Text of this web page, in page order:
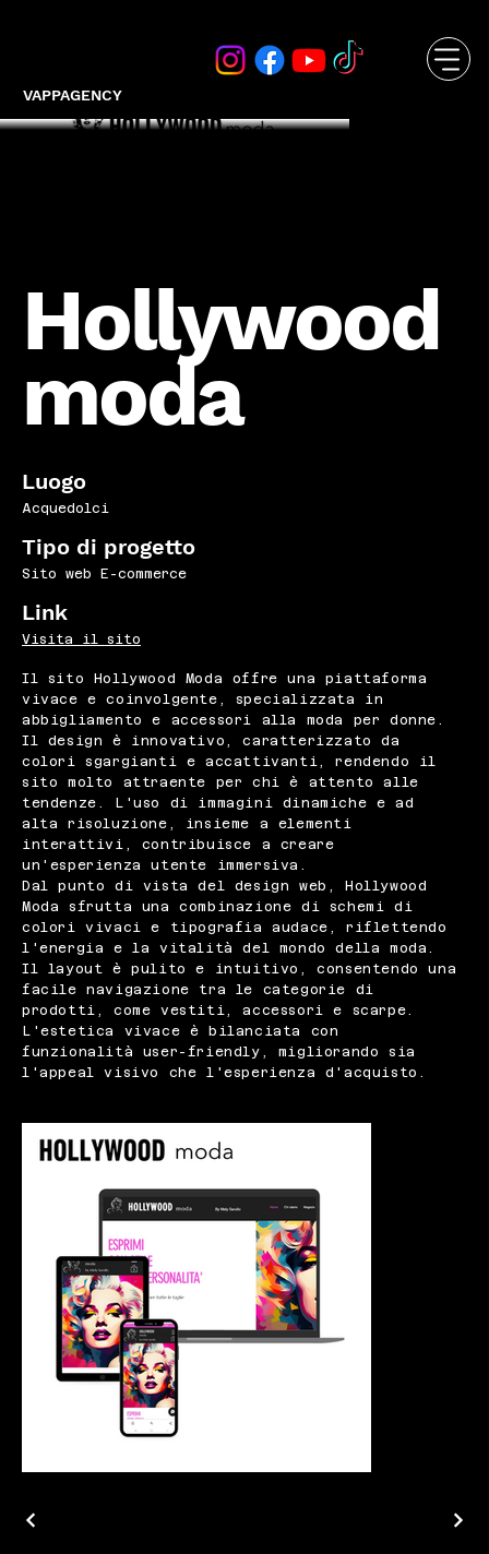
VAPPAGENCY
Hollywood
moda
Luogo
Acquedolci
Tipo di progetto
Sito web E-commerce
Link
Visita il sito
Il sito Hollywood Moda offre una piattaforma
vivace e coinvolgente, specializzata in
abbigliamento e accessori alla moda per donne.
Il design è innovativo, caratterizzato da
colori sgargianti e accattivanti, rendendo il
sito molto attraente per chi è attento alle
tendenze. L'uso di immagini dinamiche e ad
alta risoluzione, insieme a elementi
interattivi, contribuisce a creare
un'esperienza utente immersiva.
Dal punto di vista del design web, Hollywood
Moda sfrutta una combinazione di schemi di
colori vivaci e tipografia audace, riflettendo
l'energia e la vitalità del mondo della moda.
Il layout è pulito e intuitivo, consentendo una
facile navigazione tra le categorie di
prodotti, come vestiti, accessori e scarpe.
L'estetica vivace è bilanciata con
funzionalità user-friendly, migliorando sia
l'appeal visivo che l'esperienza d'acquisto.